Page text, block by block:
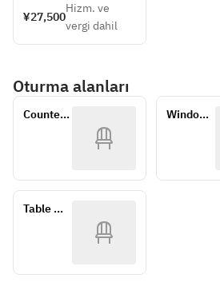
directly
details
the
course.
¥27,500
Hizm. ve
vergi dahil
Oturma alanları
Counter
Window
Table